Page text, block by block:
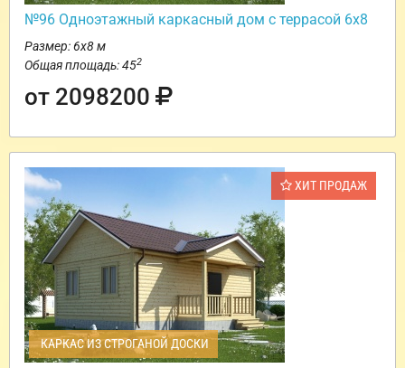
№96 Одноэтажный каркасный дом с террасой 6х8
Размер: 6х8 м
Общая площадь: 452
от 2098200
ХИТ ПРОДАЖ
КАРКАС ИЗ СТРОГАНОЙ ДОСКИ